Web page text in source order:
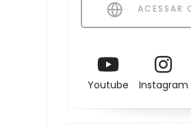
ACESSAR
Youtube Instagram